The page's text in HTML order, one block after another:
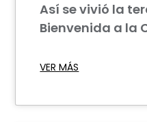
Así se vivió la
Bienvenida a la
VER MÁS